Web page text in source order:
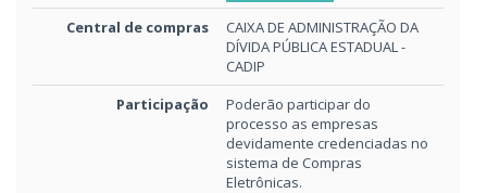
Central de compras
CAIXA DE ADMINISTRAÇÃO DA
DÍVIDA PÚBLICA ESTADUAL -
CADIP
Participação
Poderão participar do
processo as empresas
devidamente credenciadas no
sistema de Compras
Eletrônicas.